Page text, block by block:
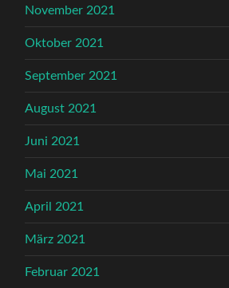
November 2021
Oktober 2021
September 2021
August 2021
Juni 2021
Mai 2021
April 2021
März 2021
Februar 2021